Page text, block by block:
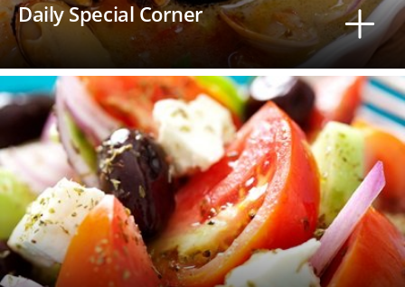
Daily Special Corner